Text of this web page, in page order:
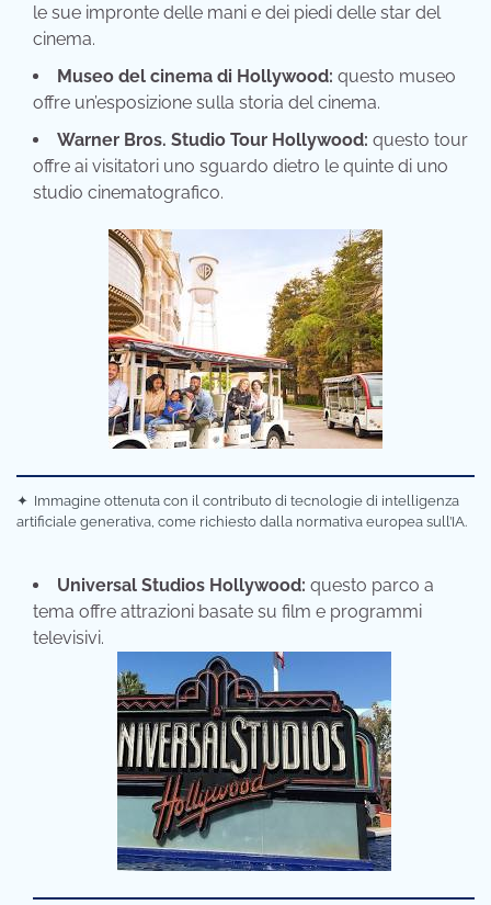
le sue impronte delle mani e dei piedi delle star del
cinema.
Museo del cinema di Hollywood: questo museo
offre un’esposizione sulla storia del cinema.
Warner Bros. Studio Tour Hollywood: questo tour
offre ai visitatori uno sguardo dietro le quinte di uno
studio cinematografico.
✦ Immagine ottenuta con il contributo di tecnologie di intelligenza
artificiale generativa, come richiesto dalla normativa europea sull’IA.
Universal Studios Hollywood: questo parco a
tema offre attrazioni basate su film e programmi
televisivi.